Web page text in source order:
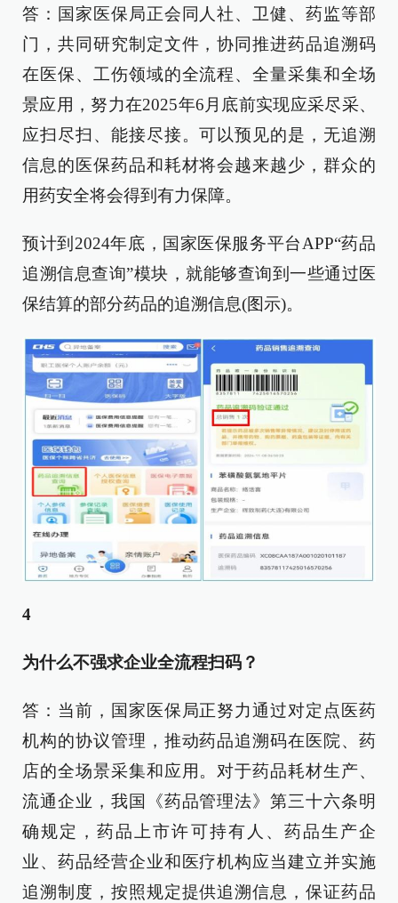
答：国家医保局正会同人社、卫健、药监等部
门，共同研究制定文件，协同推进药品追溯码
在医保、工伤领域的全流程、全量采集和全场
景应用，努力在2025年6月底前实现应采尽采、
应扫尽扫、能接尽接。可以预见的是，无追溯
信息的医保药品和耗材将会越来越少，群众的
用药安全将会得到有力保障。
预计到2024年底，国家医保服务平台APP“药品
追溯信息查询”模块，就能够查询到一些通过医
保结算的部分药品的追溯信息(图示)。
4
为什么不强求企业全流程扫码？
答：当前，国家医保局正努力通过对定点医药
机构的协议管理，推动药品追溯码在医院、药
店的全场景采集和应用。对于药品耗材生产、
流通企业，我国《药品管理法》第三十六条明
确规定，药品上市许可持有人、药品生产企
业、药品经营企业和医疗机构应当建立并实施
追溯制度，按照规定提供追溯信息，保证药品